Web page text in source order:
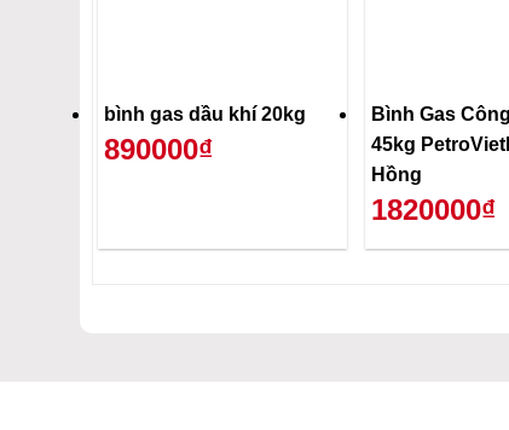
bình gas dầu khí 20kg
890000₫
Bình Gas
45kg
Hồng
1820000₫